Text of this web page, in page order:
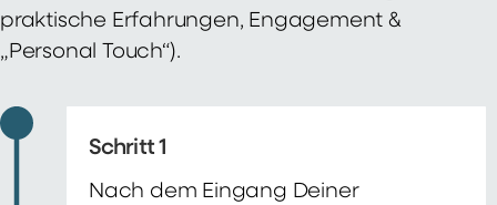
praktische Erfahrungen, Engagement &
„Personal Touch“).
Schritt 1
Nach dem Eingang Deiner